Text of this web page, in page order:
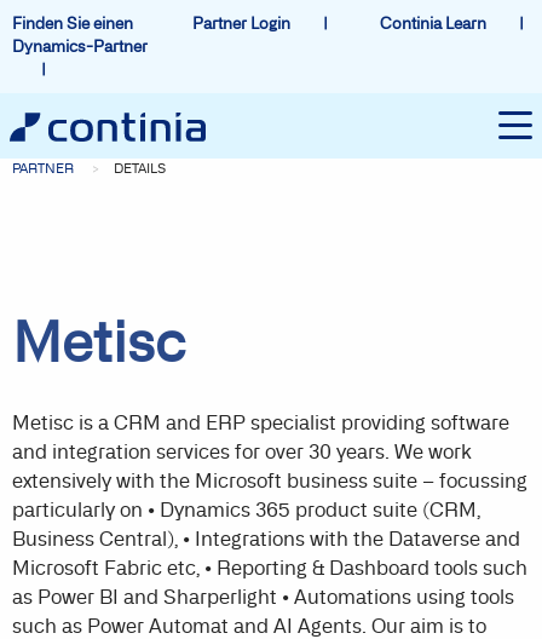
Finden Sie einen
Dynamics-Partner
Partner Login Continia Learn
PARTNER DETAILS
Metisc
Metisc is a CRM and ERP specialist providing software
and integration services for over 30 years. We work
extensively with the Microsoft business suite – focussing
particularly on • Dynamics 365 product suite (CRM,
Business Central), • Integrations with the Dataverse and
Microsoft Fabric etc, • Reporting & Dashboard tools such
as Power BI and Sharperlight • Automations using tools
such as Power Automat and AI Agents. Our aim is to